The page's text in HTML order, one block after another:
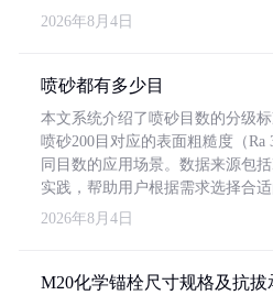
2026年8月4日
喷砂都有多少目
本文系统介绍了喷砂目数的分级
喷砂200目对应的表面粗糙度（Ra
同目数的应用场景。数据来源包
实践，帮助用户根据需求选择合适
2026年8月4日
M20化学锚栓尺寸规格及抗拔